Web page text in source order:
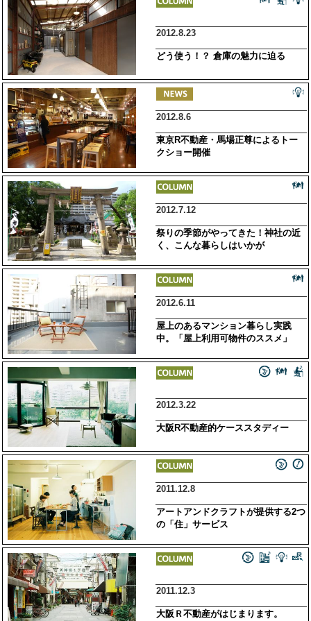
2012.8.23
どう使う！？ 倉庫の魅力に迫る
2012.8.6
東京R不動産・馬場正尊によるトー
クショー開催
2012.7.12
祭りの季節がやってきた！神社の近
く、こんな暮らしはいかが
2012.6.11
屋上のあるマンション暮らし実践
中。「屋上利用可物件のススメ」
2012.3.22
大阪R不動産的ケーススタディー
2011.12.8
アートアンドクラフトが提供する2つ
の「住」サービス
2011.12.3
大阪Ｒ不動産がはじまります。